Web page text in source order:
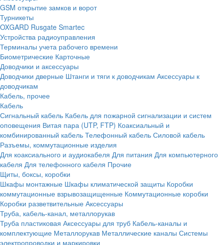
GSM открытие замков и ворот
Турникеты
OXGARD Rusgate Smartec
Устройства радиоуправления
Терминалы учета рабочего времени
Биометрические Карточные
Доводчики и аксессуары
Доводчики дверные Штанги и тяги к доводчикам Аксессуары к
доводчикам
Кабель, прочее
Кабель
Сигнальный кабель Кабель для пожарной сигнализации и систем
оповещения Витая пара (UTP, FTP) Коаксиальный и
комбинированный кабель Телефонный кабель Силовой кабель
Разъемы, коммутационные изделия
Для коаксиального и аудиокабеля Для питания Для компьютерного
кабеля Для телефонного кабеля Прочие
Щиты, боксы, коробки
Шкафы монтажные Шкафы климатической защиты Коробки
коммутационные взрывозащищенные Коммутационные коробки
Коробки разветвительные Аксессуары
Труба, кабель-канал, металлорукав
Труба пластиковая Аксессуары для труб Кабель-каналы и
комплектующие Металлорукав Металлические каналы Системы
электропроводки и маркировки